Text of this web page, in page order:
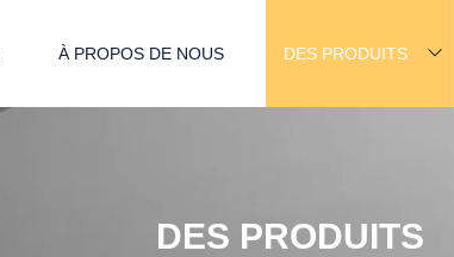
À PROPOS DE NOUS DES PRODUITS
DES PRODUITS